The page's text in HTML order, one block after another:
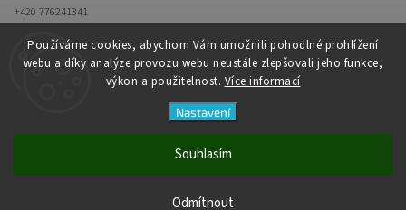
Používáme cookies, abychom Vám umožnili pohodlné prohlížení
webu a díky analýze provozu webu neustále zlepšovali jeho funkce,
výkon a použitelnost. Více informací
Nastavení
Odmítnout
Souhlasím
+420 776241341
Shoptet| Design